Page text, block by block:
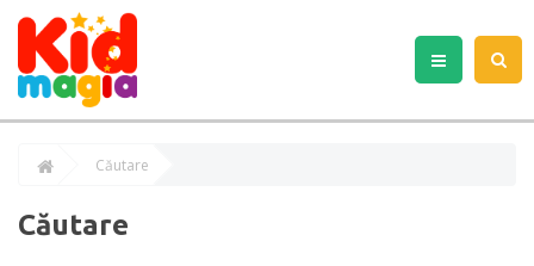
Căutare
Căutare